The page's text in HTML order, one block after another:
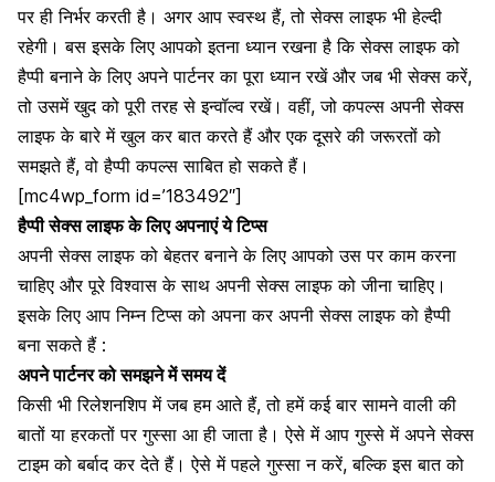
पर ही निर्भर करती है। अगर आप स्वस्थ हैं, तो सेक्स लाइफ भी हेल्दी
रहेगी। बस इसके लिए आपको इतना ध्यान रखना है कि सेक्स लाइफ को
हैप्पी बनाने के लिए अपने पार्टनर का पूरा ध्यान रखें और जब भी सेक्स करें,
तो उसमें खुद को पूरी तरह से इन्वॉल्व रखें। वहीं, जो कपल्स अपनीसेक्स
लाइफ के बारे में खुल कर बात करते हैंऔर एक दूसरे की जरूरतों को
समझते हैं, वो हैप्पी कपल्स साबित हो सकते हैं।
[mc4wp_form id=’183492″]
हैप्पी सेक्स लाइफ के लिए अपनाएं ये टिप्स
अपनी सेक्स लाइफ को बेहतर बनाने के लिए आपको उस पर काम करना
चाहिए और पूरे विश्वास के साथ अपनी सेक्स लाइफ को जीना चाहिए।
इसके लिए आप निम्न टिप्स को अपना कर अपनी सेक्स लाइफ को हैप्पी
बना सकते हैं :
अपने पार्टनर को समझने में समय दें
किसी भीरिलेशनशिप में जब हम आते हैं, तो हमें कई बार सामने वाली की
बातों या हरकतों पर गुस्सा आ ही जाता है। ऐसे में आप गुस्से में अपने सेक्स
टाइम को बर्बाद कर देते हैं। ऐसे में पहले गुस्सा न करें, बल्कि इस बात को